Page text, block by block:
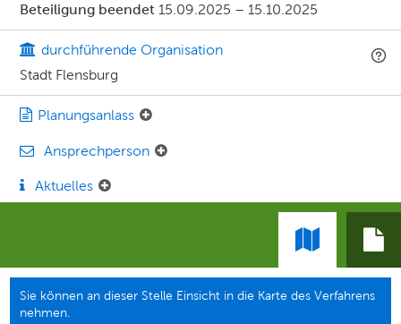
Beteiligung beendet 15.09.2025 – 15.10.2025
durchführende Organisation
Stadt Flensburg
Planungsanlass
Ansprechperson
Aktuelles
Sie können an dieser Stelle Einsicht in die Karte des Verfahrens
nehmen.